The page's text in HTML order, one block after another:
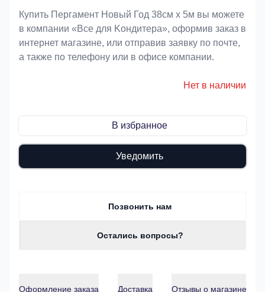
Купить Пергамент Новый Год 38см х 5м вы можете
в компании «Bce для Koндитeрa», оформив заказ в
интернет магазине, или отправив заявку по почте,
а также по телефону или в офисе компании.
Нет в наличии
В избранное
Уведомить
Позвонить нам
Остались вопросы?
Оформление заказа Доставка Отзывы о магазине